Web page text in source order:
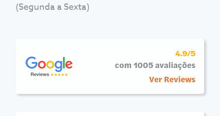
(Segunda a Sexta)
4.9/5
com 1005 avaliações
Ver Reviews